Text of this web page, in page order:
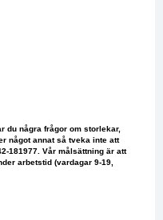
du några frågor om storlekar,
något annat så tveka inte att
181977. Vår målsättning är att
arbetstid (vardagar 9-19,